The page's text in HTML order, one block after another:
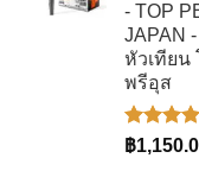
- TOP
JAPAN
หัวเทียน
พรีอุส
ให้คะแ
฿